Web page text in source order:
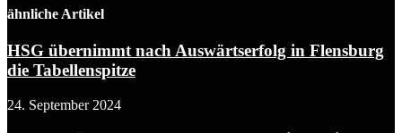
ähnliche Artikel
HSG übernimmt nach Auswärtserfolg in Flensburg
die Tabellenspitze
24. September 2024